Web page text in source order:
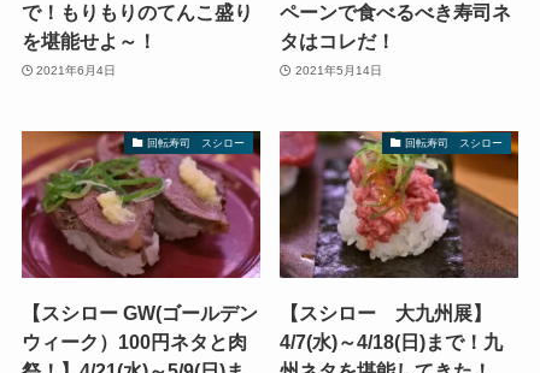
で！もりもりのてんこ盛り
を堪能せよ～！
2021年6月4日
ペーンで食べるべき寿司ネ
タはコレだ！
2021年5月14日
回転寿司 スシロー
【スシロー GW(ゴールデン
ウィーク）100円ネタと肉
回転寿司 スシロー
【スシロー 大九州展】
4/7(水)～4/18(日)まで！九